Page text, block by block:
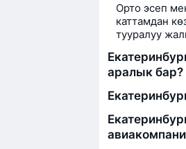
Орто эсеп
каттамдан
тууралуу
аралык бар?